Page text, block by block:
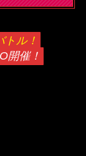
ル！
開催！